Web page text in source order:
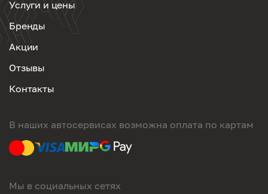
Услуги и цены
Бренды
Акции
Отзывы
Контакты
В наших автосервисах возможна оплата по картам
Мы в социальных сетях